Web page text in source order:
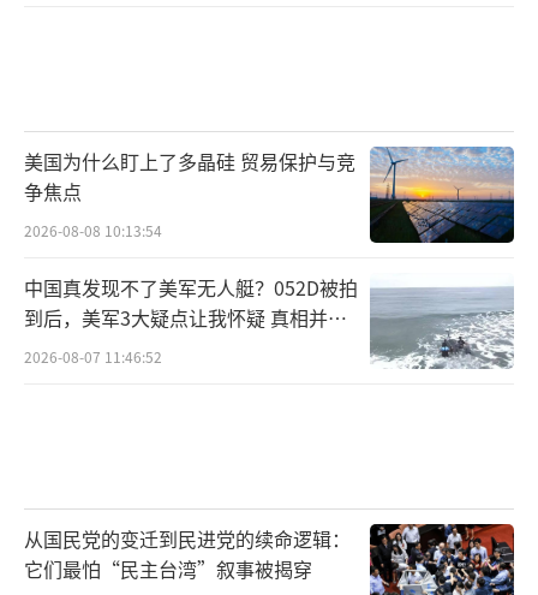
美国为什么盯上了多晶硅 贸易保护与竞
争焦点
2026-08-08 10:13:54
中国真发现不了美军无人艇？052D被拍
到后，美军3大疑点让我怀疑 真相并非
如此
2026-08-07 11:46:52
从国民党的变迁到民进党的续命逻辑：
它们最怕“民主台湾”叙事被揭穿